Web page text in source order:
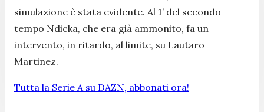
simulazione è stata evidente. Al 1’ del secondo
tempo Ndicka, che era già ammonito, fa un
intervento, in ritardo, al limite, su Lautaro
Martinez.
Tutta la Serie A su DAZN, abbonati ora!